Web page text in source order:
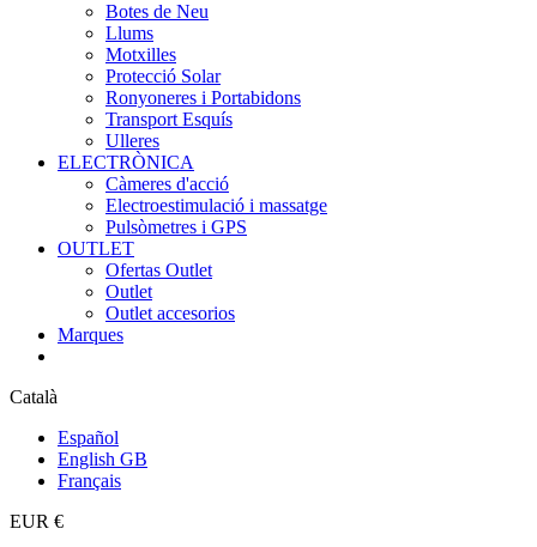
Botes de Neu
Llums
Motxilles
Protecció Solar
Ronyoneres i Portabidons
Transport Esquís
Ulleres
ELECTRÒNICA
Càmeres d'acció
Electroestimulació i massatge
Pulsòmetres i GPS
OUTLET
Ofertas Outlet
Outlet
Outlet accesorios
Marques
Català
Español
English GB
Français
EUR €